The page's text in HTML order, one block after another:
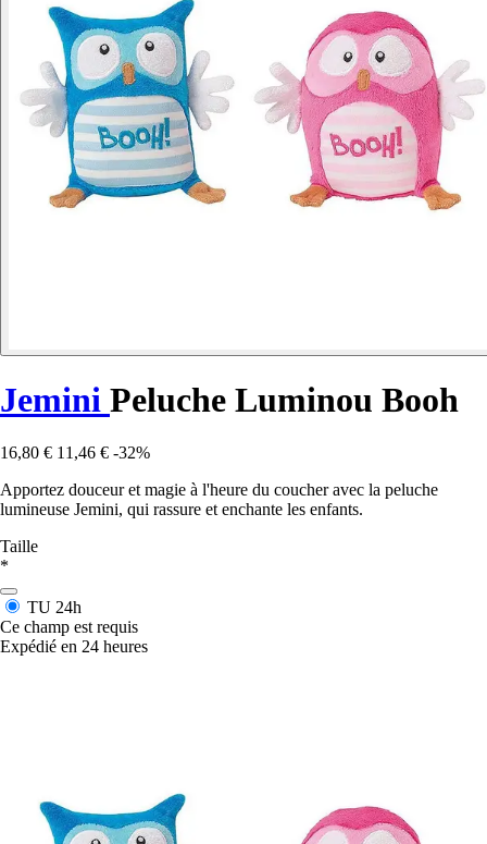
Jemini Peluche Luminou Booh
16,80 € 11,46 € -32%
Apportez douceur et magie à l'heure du coucher avec la peluche
lumineuse Jemini, qui rassure et enchante les enfants.
Taille
*
TU 24h
Ce champ est requis
Expédié en 24 heures